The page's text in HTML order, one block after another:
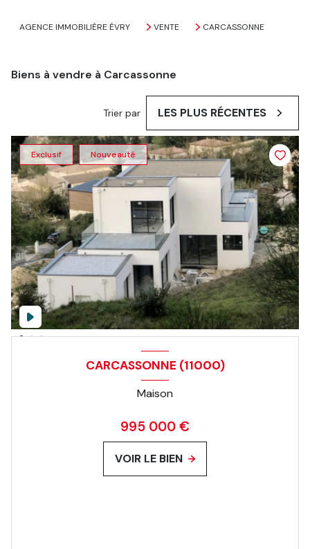
AGENCE IMMOBILIÈRE ÉVRY VENTE CARCASSONNE
Biens à vendre à Carcassonne
Trier par LES PLUS RÉCENTES
Exclusif Nouveauté
CARCASSONNE (11000)
Maison
995 000 €
VOIR LE BIEN